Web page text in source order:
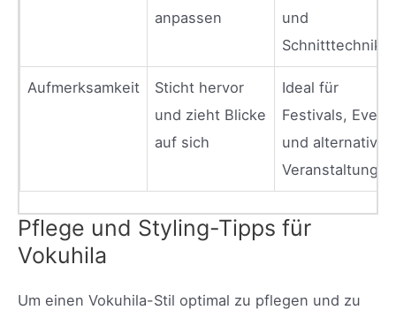
anpassen
und
Aufmerksamkeit
Sticht hervor
und zieht Blicke
auf sich
Ideal für
Festivals,
und alternative
Veranstaltungen
Pflege und Styling-Tipps für
Vokuhila
Um einen Vokuhila-Stil optimal zu pflegen und zu